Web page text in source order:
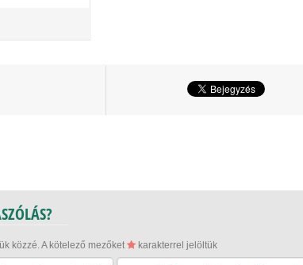
közzé.A kötelező mezőket karakterrel jelöltük